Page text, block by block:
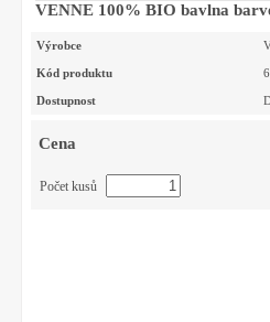
VENNE 100% BIO bavlna
Výrobce
Kód produktu
Dostupnost
Cena
Počet kusů